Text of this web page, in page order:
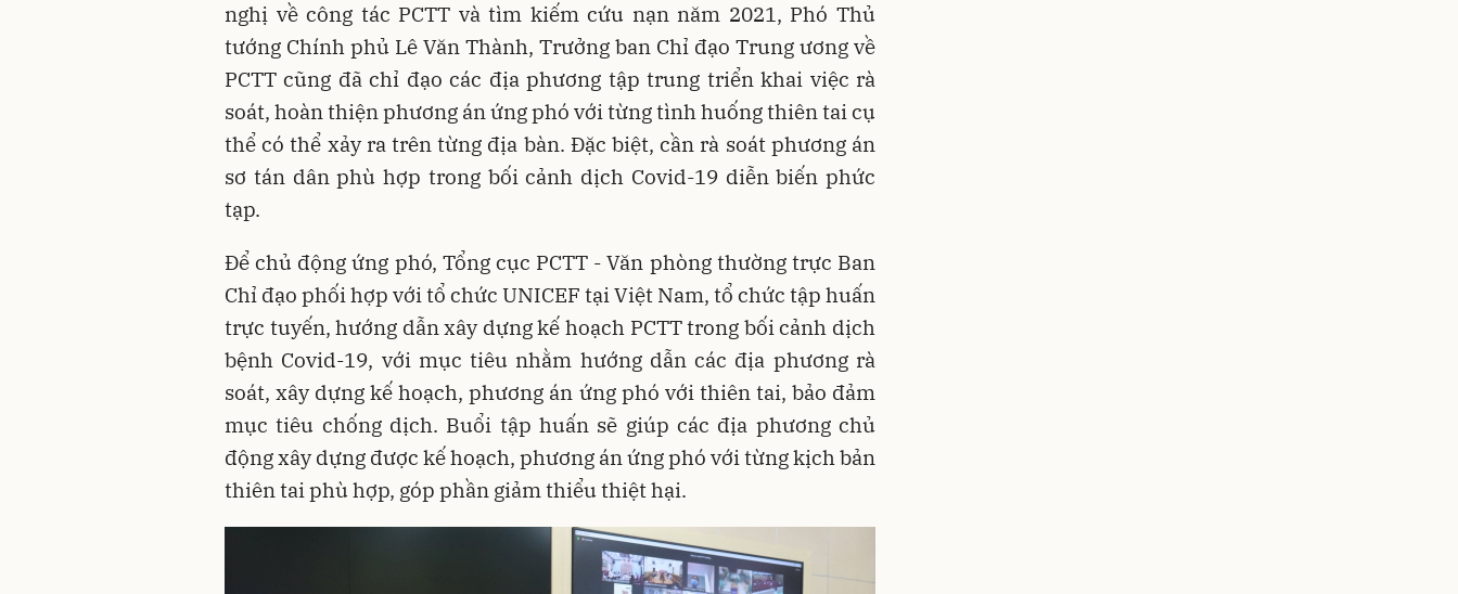
nghị về công tác PCTT và tìm kiếm cứu nạn năm 2021, Phó Thủ
tướng Chính phủ Lê Văn Thành, Trưởng ban Chỉ đạo Trung ương về
PCTT cũng đã chỉ đạo các địa phương tập trung triển khai việc rà
soát, hoàn thiện phương án ứng phó với từng tình huống thiên tai cụ
thể có thể xảy ra trên từng địa bàn. Đặc biệt, cần rà soát phương án
sơ tán dân phù hợp trong bối cảnh dịch Covid-19 diễn biến phức
tạp.
Để chủ động ứng phó, Tổng cục PCTT - Văn phòng thường trực Ban
Chỉ đạo phối hợp với tổ chức UNICEF tại Việt Nam, tổ chức tập huấn
trực tuyến, hướng dẫn xây dựng kế hoạch PCTT trong bối cảnh dịch
bệnh Covid-19, với mục tiêu nhằm hướng dẫn các địa phương rà
soát, xây dựng kế hoạch, phương án ứng phó với thiên tai, bảo đảm
mục tiêu chống dịch. Buổi tập huấn sẽ giúp các địa phương chủ
động xây dựng được kế hoạch, phương án ứng phó với từng kịch bản
thiên tai phù hợp, góp phần giảm thiểu thiệt hại.